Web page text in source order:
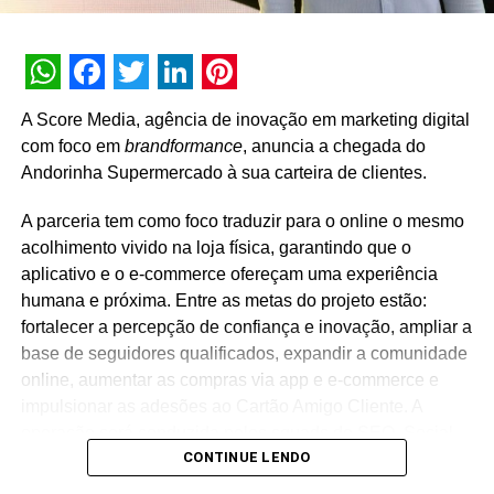
mais profunda com a comunidade de skatistas”, afirma
TÓPICOS RELACIONADOS: DESTAQUE
Duo&Co incorpora mais uma agência ao grupo e
projeta faturamento de R$ 50 milhões com
NÃO PERCA
Duo Studio conquista conta da Cheirin Bão
WhatsApp
Facebook
Twitter
LinkedIn
Pinterest
A Score Media, agência de inovação em marketing digital
com foco em brandformance, anuncia a chegada do
Andorinha Supermercado à sua carteira de clientes.
A parceria tem como foco traduzir para o online o mesmo
acolhimento vivido na loja física, garantindo que o
aplicativo e o e-commerce ofereçam uma experiência
humana e próxima. Entre as metas do projeto estão:
fortalecer a percepção de confiança e inovação, ampliar a
base de seguidores qualificados, expandir a comunidade
online, aumentar as compras via app e e-commerce e
Media e Mídia, que atuarão de forma integrada para
CONTINUE LENDO